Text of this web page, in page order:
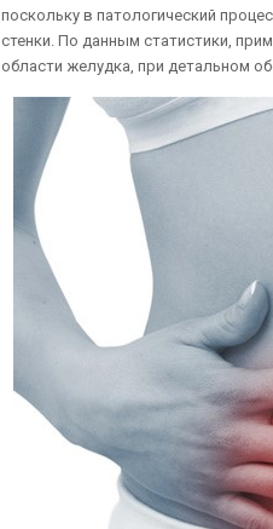
поскольку в патологический
стенки. По данным статистики,
области желудка, при детальном